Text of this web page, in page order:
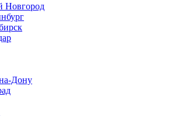
Новгород
Дону